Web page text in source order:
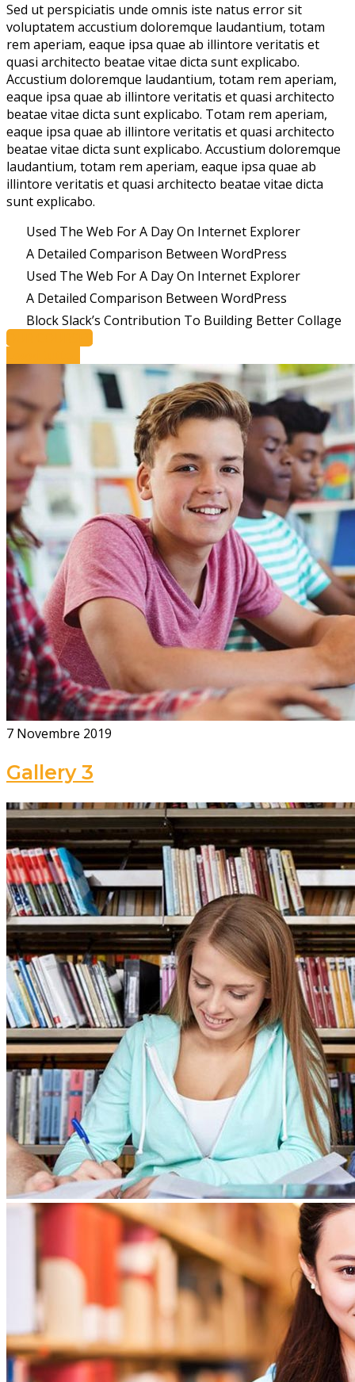
Sed ut perspiciatis unde omnis iste natus error sit
voluptatem accustium doloremque laudantium, totam
rem aperiam, eaque ipsa quae ab illintore veritatis et
quasi architecto beatae vitae dicta sunt explicabo.
Accustium doloremque laudantium, totam rem aperiam,
eaque ipsa quae ab illintore veritatis et quasi architecto
beatae vitae dicta sunt explicabo. Totam rem aperiam,
eaque ipsa quae ab illintore veritatis et quasi architecto
beatae vitae dicta sunt explicabo. Accustium doloremque
laudantium, totam rem aperiam, eaque ipsa quae ab
illintore veritatis et quasi architecto beatae vitae dicta
sunt explicabo.
Used The Web For A Day On Internet Explorer
A Detailed Comparison Between WordPress
Used The Web For A Day On Internet Explorer
A Detailed Comparison Between WordPress
Block Slack’s Contribution To Building Better Collage
OUR COURSES
7 Novembre 2019
Gallery 3